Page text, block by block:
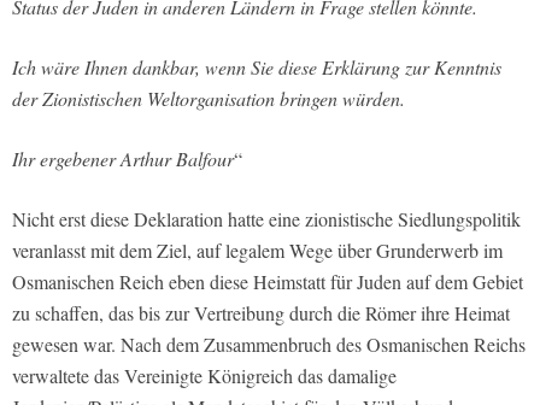
Status der Juden in anderen Ländern in Frage stellen könnte.
Ich wäre Ihnen dankbar, wenn Sie diese Erklärung zur Kenntnis
der Zionistischen Weltorganisation bringen würden.
Ihr ergebener Arthur Balfour“
Nicht erst diese Deklaration hatte eine zionistische Siedlungspolitik
veranlasst mit dem Ziel, auf legalem Wege über Grunderwerb im
Osmanischen Reich eben diese Heimstatt für Juden auf dem Gebiet
zu schaffen, das bis zur Vertreibung durch die Römer ihre Heimat
gewesen war. Nach dem Zusammenbruch des Osmanischen Reichs
verwaltete das Vereinigte Königreich das damalige